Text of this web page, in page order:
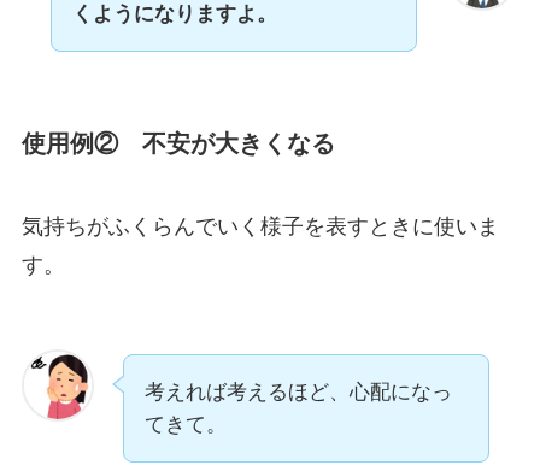
くようになりますよ。
使用例② 不安が大きくなる
気持ちがふくらんでいく様子を表すときに使いま
す。
考えれば考えるほど、心配になっ
てきて。